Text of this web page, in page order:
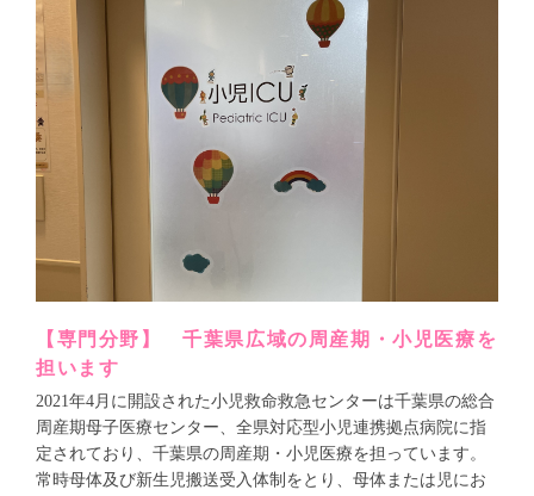
【専門分野】 千葉県広域の周産期・小児医療を
担います
2021年4月に開設された小児救命救急センターは千葉県の総合
周産期母子医療センター、全県対応型小児連携拠点病院に指
定されており、千葉県の周産期・小児医療を担っています。
常時母体及び新生児搬送受入体制をとり、母体または児にお